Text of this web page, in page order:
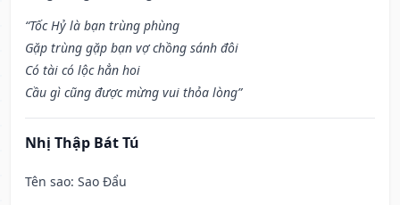
“Tốc Hỷ là bạn trùng phùng
Gặp trùng gặp bạn vợ chồng sánh đôi
Có tài có lộc hẳn hoi
Cầu gì cũng được mừng vui thỏa lòng”
Nhị Thập Bát Tú
Tên sao: Sao Đẩu